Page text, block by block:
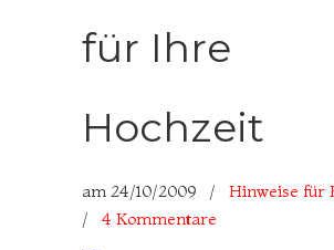
für Ihre
Hochzeit
am 24/10/2009 /
Hinweise für
/ 4 Kommentare